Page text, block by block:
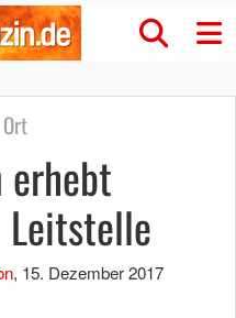
erhebt
Leitstelle
, 15. Dezember 2017